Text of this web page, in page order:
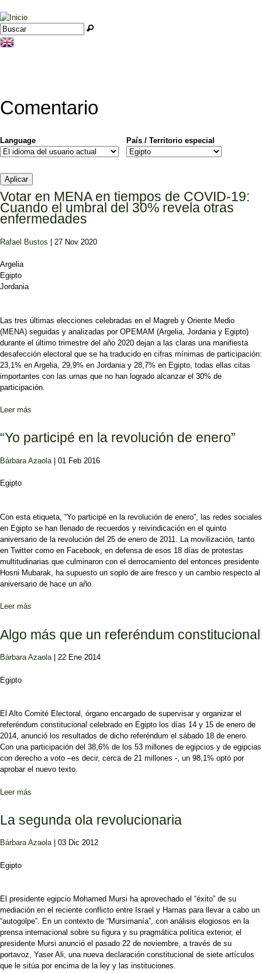
Jump to navigation
Formulario de búsqueda
Buscar
Comentario
Language País / Territorio especial
Votar en MENA en tiempos de COVID-19:
Cuando el umbral del 30% revela otras
enfermedades
Rafael Bustos | 27 Nov 2020
Argelia
Egipto
Jordania
Las tres últimas elecciones celebradas en el Magreb y Oriente Medio
(MENA) seguidas y analizadas por OPEMAM (Argelia, Jordania y Egipto)
durante el último trimestre del año 2020 dejan a las claras una manifiesta
desafección electoral que se ha traducido en cifras mínimas de participación:
23,1% en Argelia, 29,9% en Jordania y 28,7% en Egipto, todas ellas citas
importantes con las urnas que no han logrado alcanzar el 30% de
participación.
Leer más
“Yo participé en la revolución de enero”
Bárbara Azaola | 01 Feb 2016
Egipto
Con esta etiqueta, “Yo participé en la revolución de enero”, las redes sociales
en Egipto se han llenado de recuerdos y reivindicación en el quinto
aniversario de la revolución del 25 de enero de 2011. La movilización, tanto
en Twitter como en Facebook, en defensa de esos 18 días de protestas
multitudinarias que culminaron con el derrocamiento del entonces presidente
Hosni Mubarak, ha supuesto un soplo de aire fresco y un cambio respecto al
aniversario de hace un año.
Leer más
Algo más que un referéndum constitucional
Bárbara Azaola| 22 Ene 2014
Egipto
El Alto Comité Electoral, órgano encargado de supervisar y organizar el
referéndum constitucional celebrado en Egipto los días 14 y 15 de enero de
2014, anunció los resultados de dicho referéndum el sábado 18 de enero.
Con una participación del 38,6% de los 53 millones de egipcios y de egipcias
con derecho a voto –es decir, cerca de 21 millones -, un 98,1% optó por
aprobar el nuevo texto.
Leer más
La segunda ola revolucionaria
Bárbara Azaola| 03 Dic 2012
Egipto
El presidente egipcio Mohamed Mursi ha aprovechado el “éxito” de su
mediación en el reciente conflicto entre Israel y Hamas para llevar a cabo un
“autogolpe”. En un contexto de “Mursimanía”, con análisis elogiosos en la
prensa internacional sobre su figura y su pragmática política exterior, el
presidente Mursi anunció el pasado 22 de noviembre, a través de su
portavoz, Yaser Ali, una nueva declaración constitucional de siete artículos
que le sitúa por encima de la ley y las instituciones.